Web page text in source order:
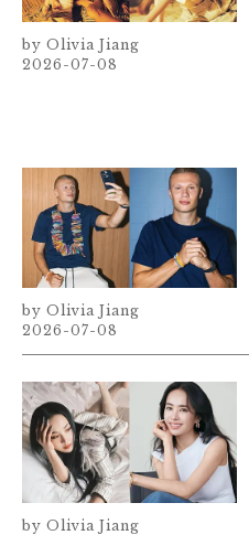
Olivia Jiang
2026-07-08
Olivia Jiang
2026-07-08
Olivia Jiang